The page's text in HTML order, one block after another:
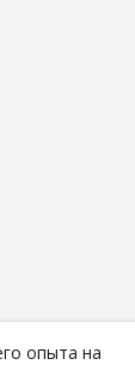
опыта на